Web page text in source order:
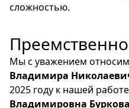
сложностью.
Мы с уважением
Владимира
2025 году к нашей
Владимировна Буркова